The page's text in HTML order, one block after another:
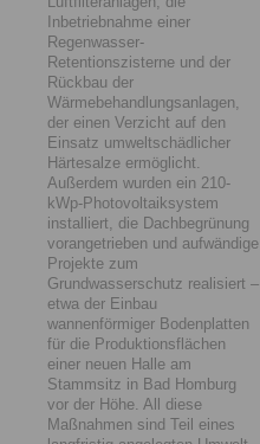
Inbetriebnahme einer
Regenwasser-
Retentionszisterne und der
Rückbau der
Wärmebehandlungsanlagen,
der einen Verzicht auf den
Einsatz umweltschädlicher
Härtesalze ermöglicht.
Außerdem wurden ein 210-
kWp-Photovoltaiksystem
installiert, die Dachbegrünung
vorangetrieben und aufwändige
Projekte zum
Grundwasserschutz realisiert –
etwa der Einbau
wannenförmiger Bodenplatten
für die Produktionsflächen
einer neuen Halle am
Stammsitz in Bad Homburg
vor der Höhe. All diese
Maßnahmen sind Teil eines